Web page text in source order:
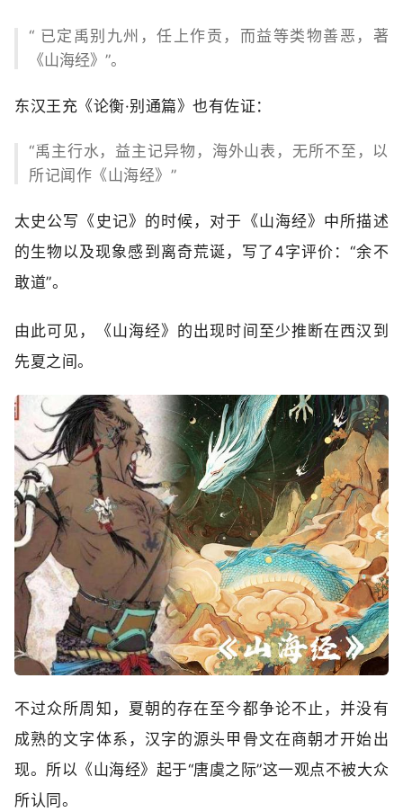
“ 已定禹别九州，任上作贡，而益等类物善恶，著
《山海经》”。
东汉王充《论衡·别通篇》也有佐证：
“禹主行水，益主记异物，海外山表，无所不至，以
所记闻作《山海经》”
太史公写《史记》的时候，对于《山海经》中所描述
的生物以及现象感到离奇荒诞，写了4字评价：“余不
敢道”。
由此可见，《山海经》的出现时间至少推断在西汉到
先夏之间。
不过众所周知，夏朝的存在至今都争论不止，并没有
成熟的文字体系，汉字的源头甲骨文在商朝才开始出
现。所以《山海经》起于“唐虞之际”这一观点不被大众
所认同。